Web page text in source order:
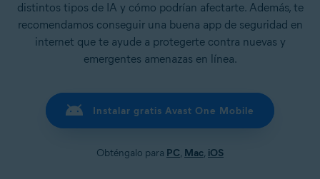
distintos tipos de IA y cómo podrían afectarte. Además, te
recomendamos conseguir una buena app de seguridad en
internet que te ayude a protegerte contra nuevas y
emergentes amenazas en línea.
Instalar gratis Avast One Mobile
Obténgalo para PC, Mac, iOS